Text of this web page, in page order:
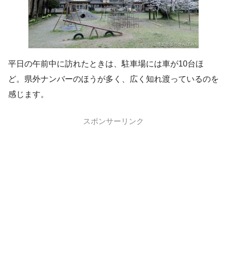
平日の午前中に訪れたときは、駐車場には車が10台ほ
ど。県外ナンバーのほうが多く、広く知れ渡っているのを
感じます。
スポンサーリンク